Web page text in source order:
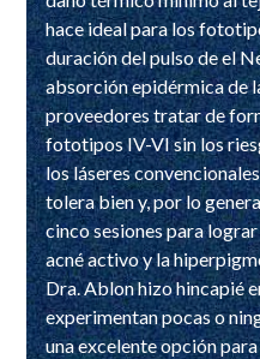
hace ideal para los
duración del pulso de el
absorción epidérmica de
proveedores tratar de
fototipos IV-VI sin los
los láseres
tolera bien y, por lo
cinco sesiones para
acné activo y la
Dra. Ablon hizo hincapié
experimentan pocas o
una excelente opción